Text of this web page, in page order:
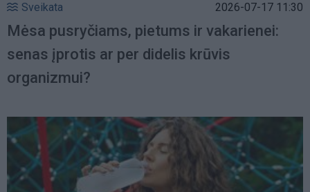
Sveikata 2026-07-17 11:30
Mėsa pusryčiams, pietums ir vakarienei:
senas įprotis ar per didelis krūvis
organizmui?